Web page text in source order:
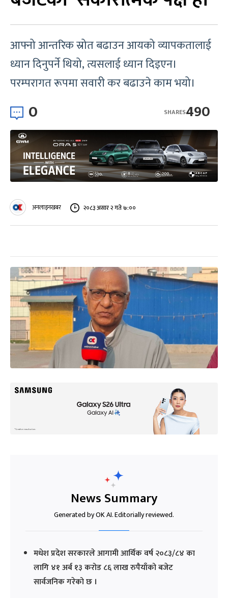
आफ्नो आन्तरिक स्रोत बढाउन आयको व्यापकतालाई
ध्यान दिनुपर्ने थियो, त्यसलाई ध्यान दिइएन।
परम्परागत रूपमा सवारी कर बढाउने काम भयो।
0 490
SHARES
अनलाइनखबर २०८३ असार २ गते ७:००
News Summary
Generated by OK AI. Editorially reviewed.
मधेश प्रदेश सरकारले आगामी आर्थिक वर्ष २०८३/८४ का
लागि ४१ अर्ब १३ करोड ८६ लाख रुपैयाँको बजेट
सार्वजनिक गरेको छ ।